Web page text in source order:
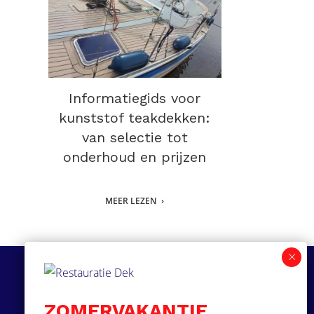
Informatiegids voor
kunststof teakdekken:
van selectie tot
onderhoud en prijzen
MEER LEZEN
Volg ons